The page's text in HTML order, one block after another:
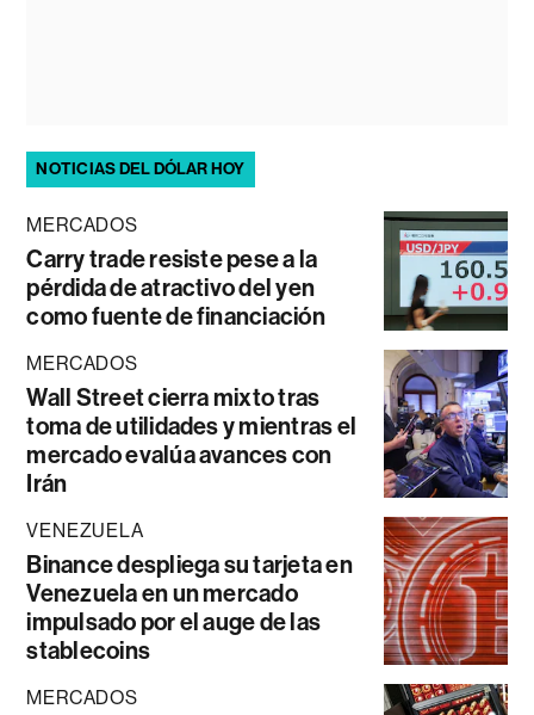
NOTICIAS DEL DÓLAR HOY
MERCADOS
Carry trade resiste pese a la
pérdida de atractivo del yen
como fuente de financiación
MERCADOS
Wall Street cierra mixto tras
toma de utilidades y mientras el
mercado evalúa avances con
Irán
VENEZUELA
Binance despliega su tarjeta en
Venezuela en un mercado
impulsado por el auge de las
stablecoins
MERCADOS